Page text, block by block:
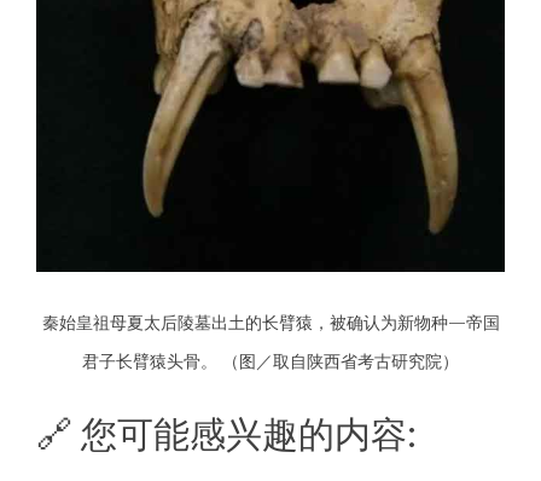
秦始皇祖母夏太后陵墓出土的长臂猿，被确认为新物种—帝国
君子长臂猿头骨。 （图／取自陕西省考古研究院）
🔗 您可能感兴趣的内容: